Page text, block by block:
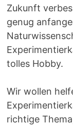
Zukunft
genug
tolles Hobby.
Wir wollen
richtige